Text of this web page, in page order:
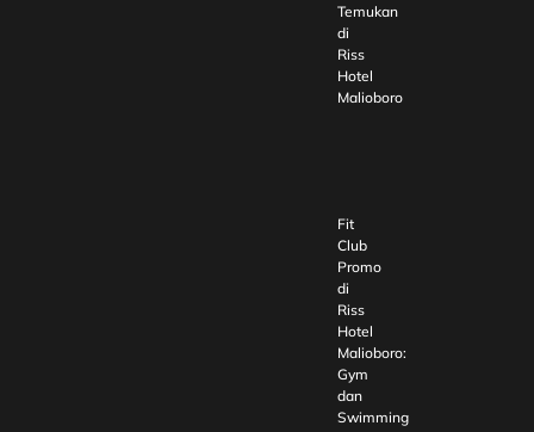
Temukan
di
Riss
Hotel
Malioboro
Fit
Club
Promo
di
Riss
Hotel
Malioboro:
Gym
dan
Swimming